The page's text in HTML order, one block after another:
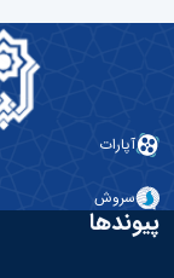
آپارات
سروش
پیوندها